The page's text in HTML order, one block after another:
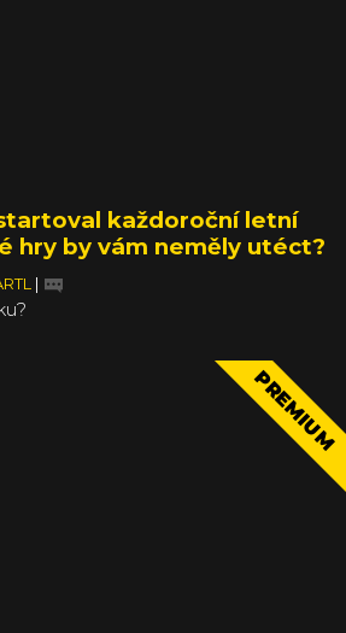
každoroční letní
hry by vám neměly utéct?
PREMIUM